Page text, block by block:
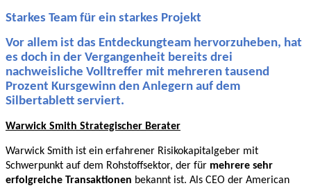
Starkes Team für ein starkes Projekt
Vor allem ist das Entdeckungteam hervorzuheben, hat
es doch in der Vergangenheit bereits drei
nachweisliche Volltreffer mit mehreren tausend
Prozent Kursgewinn den Anlegern auf dem
Silbertablett serviert.
Warwick Smith Strategischer Berater
Warwick Smith ist ein erfahrener Risikokapitalgeber mit
Schwerpunkt auf dem Rohstoffsektor, der für mehrere sehr
erfolgreiche Transaktionen bekannt ist. Als CEO der American